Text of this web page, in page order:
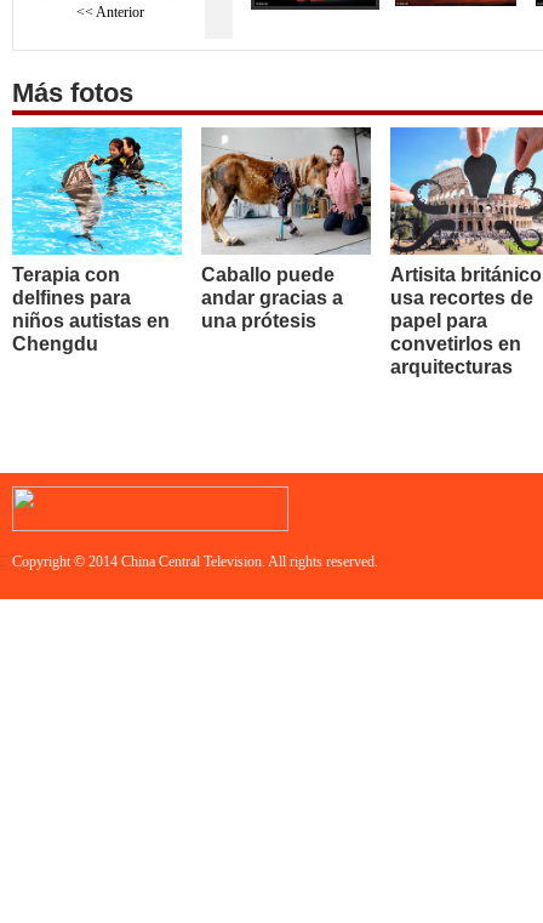
<< Anterior
Más fotos
Terapia con
delfines para
niños autistas en
Chengdu
Caballo puede
andar gracias a
una prótesis
Artisita británico
usa recortes de
papel para
convetirlos en
arquitecturas
Copyright © 2014 China Central Television. All rights reserved.